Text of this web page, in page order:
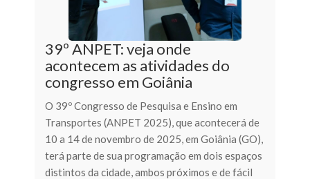
39º ANPET: veja onde
acontecem as atividades do
congresso em Goiânia
O 39º Congresso de Pesquisa e Ensino em
Transportes (ANPET 2025), que acontecerá de
10 a 14 de novembro de 2025, em Goiânia (GO),
terá parte de sua programação em dois espaços
distintos da cidade, ambos próximos e de fácil